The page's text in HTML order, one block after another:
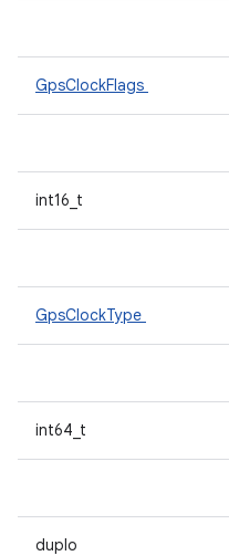
GpsClockFlags
int16_t
GpsClockType
int64_t
duplo